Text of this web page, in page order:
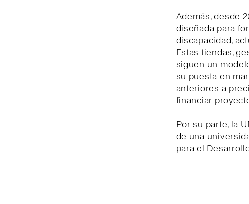
Además, desde
diseñada para
discapacidad,
Estas tiendas,
siguen un
su puesta en
anteriores a
financiar
Por su parte, la
de una
para el